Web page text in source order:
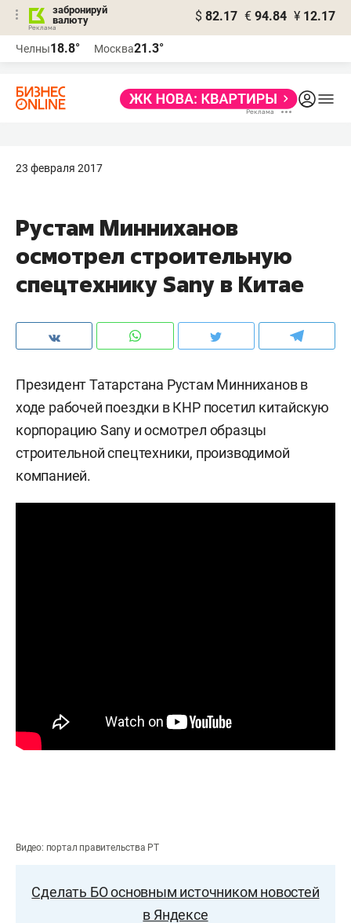
забронируй
валюту
$ 82.17 € 94.84 ¥ 12.17
Челны18.8° Москва21.3°
23 февраля 2017
Рустам Минниханов
осмотрел строительную
спецтехнику Sany в Китае
Президент Татарстана Рустам Минниханов в
ходе рабочей поездки в КНР посетил китайскую
корпорацию Sany и осмотрел образцы
строительной спецтехники, производимой
компанией.
Видео: портал правительства РТ
Сделать БО основным источником новостей
в Яндексе